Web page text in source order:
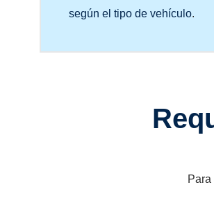
según el tipo de vehículo.